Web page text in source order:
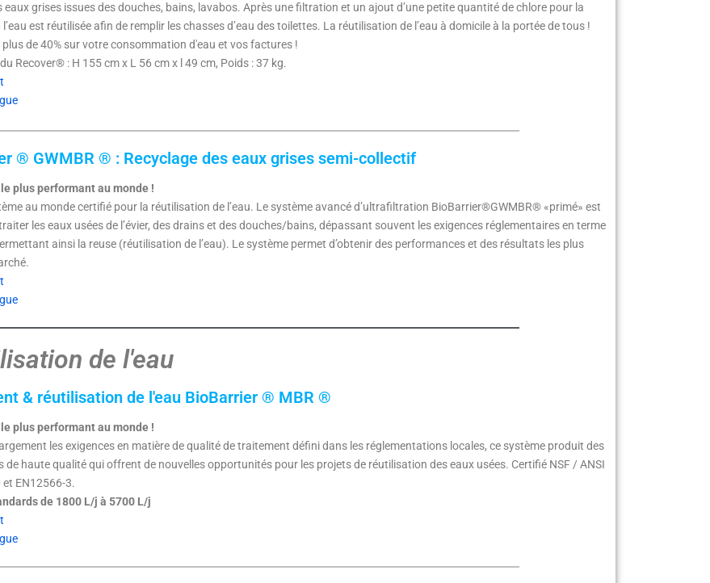
eaux grises issues des douches, bains, lavabos. Après une filtration et un ajout d’une petite quantité de chlore pour la
est réutilisée afin de remplir les chasses d’eau des toilettes. La réutilisation de l’eau à domicile à la portée de tous !
plus de 40% sur votre consommation d'eau et vos factures !
Recover® : H 155 cm x L 56 cm x l 49 cm, Poids : 37 kg.
® GWMBR ® : Recyclage des eaux grises semi-collectif
plus performant au monde !
au monde certifié pour la réutilisation de l’eau. Le système avancé d’ultrafiltration BioBarrier®GWMBR® «primé» est
les eaux usées de l’évier, des drains et des douches/bains, dépassant souvent les exigences réglementaires en terme
ainsi la reuse (réutilisation de l’eau). Le système permet d’obtenir des performances et des résultats les plus
de l'eau
& réutilisation de l'eau BioBarrier ® MBR ®
plus performant au monde !
les exigences en matière de qualité de traitement défini dans les réglementations locales, ce système produit des
de haute qualité qui offrent de nouvelles opportunités pour les projets de réutilisation des eaux usées. Certifié NSF / ANSI
EN12566-3.
de 1800 L/j à 5700 L/j